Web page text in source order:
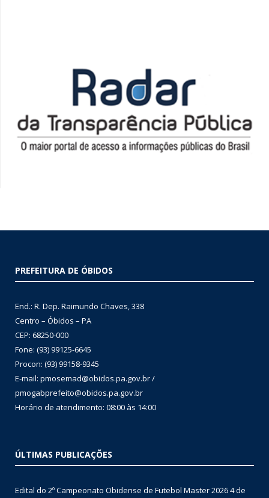
PREFEITURA DE ÓBIDOS
End.: R. Dep. Raimundo Chaves, 338
Centro – Óbidos – PA
CEP: 68250-000
Fone: (93) 99125-6645
Procon: (93) 99158-9345
E-mail: pmosemad@obidos.pa.gov.br /
pmogabprefeito@obidos.pa.gov.br
Horário de atendimento: 08:00 às 14:00
ÚLTIMAS PUBLICAÇÕES
Edital do 2º Campeonato Obidense de Futebol Master 20264 de